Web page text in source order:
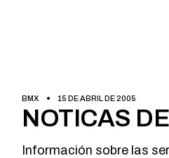
BMX 15 DE ABRIL DE 2005
NOTICAS
Información sobre las